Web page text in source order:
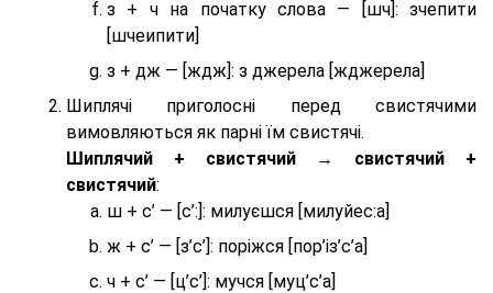
з + ч на початку слова — [шч]: зчепити
[шчеипити]
з + дж — [ждж]: з джерела [жджерела]
Шиплячі приголосні перед свистячими
вимовляються як парні їм свистячі.
Шиплячий + свистячий → свистячий +
свистячий:
ш + с’ — [с’:]: милуєшся [милуйес:а]
ж + с’ — [з’с’]: поріжся [пор’із’с’а]
ч + с’ — [ц’с’]: мучся [муц’с’а]